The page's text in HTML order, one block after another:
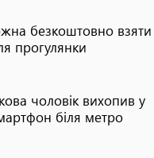
безкоштовно взяти
прогулянки
чоловік вихопив у
біля метро